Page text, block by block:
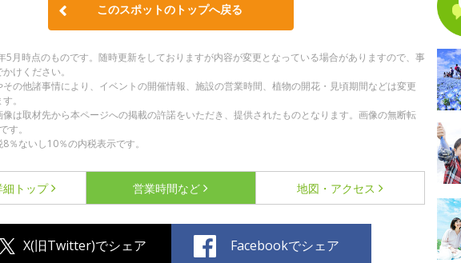
このスポットのトップへ戻る
月時点のものです。随時更新をしておりますが内容が変更となっている場合がありますので、事
けください。
の他諸事情により、イベントの開催情報、施設の営業時間、植物の開花・見頃期間などは変更
。
は取材先から本ページへの掲載の許諾をいただき、提供されたものとなります。画像の無断転
す。
％ないし10％の内税表示です。
細 トップ 営業時間など 地図・アクセス
X(旧Twitter)でシェア Facebookでシェア